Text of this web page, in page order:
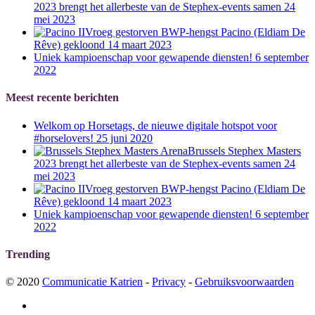
2023 brengt het allerbeste van de Stephex-events samen 24
mei 2023
Vroeg gestorven BWP-hengst Pacino (Eldiam De
Rêve) gekloond 14 maart 2023
Uniek kampioenschap voor gewapende diensten! 6 september
2022
Meest recente berichten
Welkom op Horsetags, de nieuwe digitale hotspot voor
#horselovers! 25 juni 2020
Brussels Stephex Masters
2023 brengt het allerbeste van de Stephex-events samen 24
mei 2023
Vroeg gestorven BWP-hengst Pacino (Eldiam De
Rêve) gekloond 14 maart 2023
Uniek kampioenschap voor gewapende diensten! 6 september
2022
Trending
© 2020 Communicatie Katrien - Privacy - Gebruiksvoorwaarden